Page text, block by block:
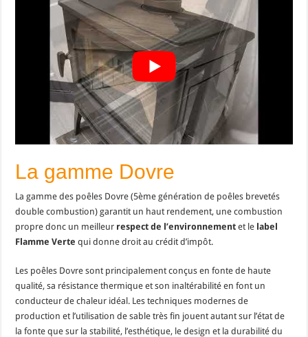
La gamme Dovre
La gamme des poêles Dovre (5ème génération de poêles brevetés
double combustion) garantit un haut rendement, une combustion
propre donc un meilleur respect de l’environnement et le label
Flamme Verte qui donne droit au crédit d’impôt.
Les poêles Dovre sont principalement conçus en fonte de haute
qualité, sa résistance thermique et son inaltérabilité en font un
conducteur de chaleur idéal. Les techniques modernes de
production et l’utilisation de sable très fin jouent autant sur l’état de
la fonte que sur la stabilité, l’esthétique, le design et la durabilité du